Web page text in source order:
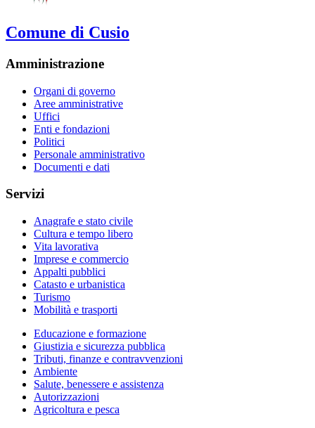
Comune di Cusio
Amministrazione
Organi di governo
Aree amministrative
Uffici
Enti e fondazioni
Politici
Personale amministrativo
Documenti e dati
Servizi
Anagrafe e stato civile
Cultura e tempo libero
Vita lavorativa
Imprese e commercio
Appalti pubblici
Catasto e urbanistica
Turismo
Mobilità e trasporti
Educazione e formazione
Giustizia e sicurezza pubblica
Tributi, finanze e contravvenzioni
Ambiente
Salute, benessere e assistenza
Autorizzazioni
Agricoltura e pesca